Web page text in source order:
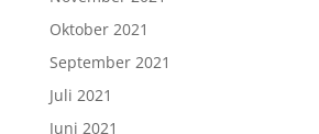
Oktober 2021
September 2021
Juli 2021
Juni 2021